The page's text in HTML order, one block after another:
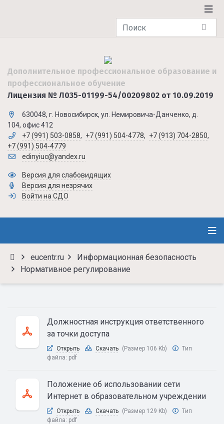
Дополнительное профессиональное образование и
профессиональное обучение
Лицензия № Л035-01199-54/00209802 от 10.09.2019
630048, г. Новосибирск, ул. Немировича-Данченко, д.
104, офис 412
+7 (991) 503-0858, +7 (991) 504-4778, +7 (913) 704-2850,
+7 (991) 504-4779
edinyiuc@yandex.ru
Версия для слабовидящих
Версия для незрячих
Войти на СДО
eucentr.ru
Информационная безопасность
Нормативное регулирование
Должностная инструкция ответственного
за точки доступа
Открыть Скачать (Размер 106 Kb)
Тип
файла: pdf
Положение об использовании сети
Интернет в образовательном учреждении
Открыть Скачать (Размер 129 Kb)
Тип
файла: pdf